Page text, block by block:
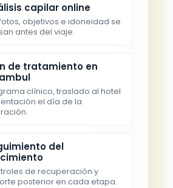
capilar online
objetivos e idoneidad se
antes del viaje.
de tratamiento en
clínico, traslado al hotel
el día de la
del
de recuperación y
posterior en cada etapa.